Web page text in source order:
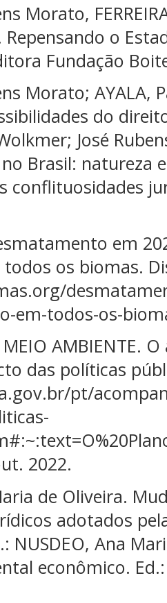
Morato,
o
Fundação
Morato;
do
José
Brasil: natureza
conflituosidades
em
os biomas.
em-todos-os-
MEIO AMBIENTE.
das políticas
pt/
2022.
de Oliveira.
adotados
NUSDEO, Ana
econômico.